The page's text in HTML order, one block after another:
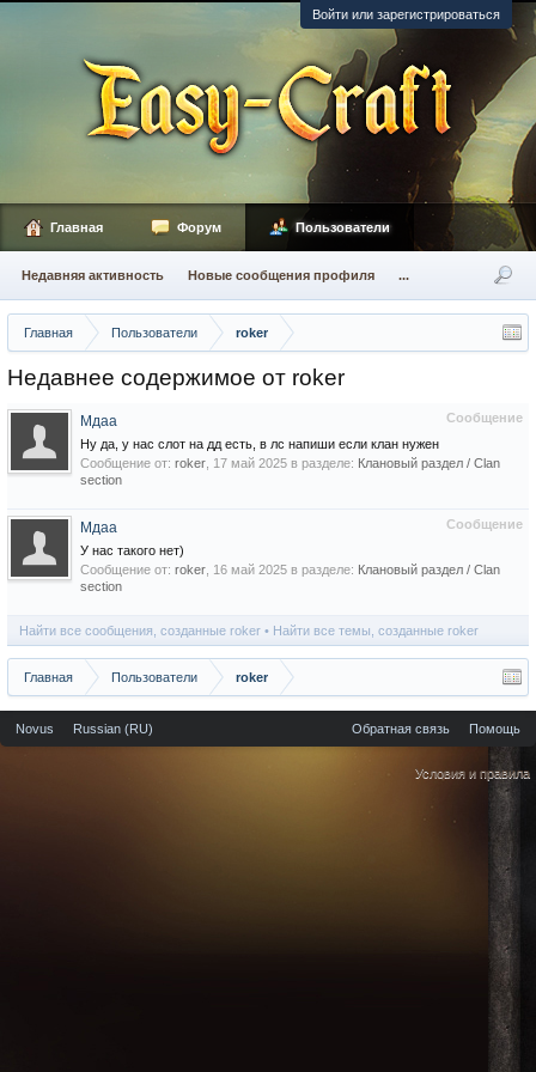
Войти или зарегистрироваться
Главная Пользователи roker
Недавнее содержимое от roker
Сообщение
Мдаа
Ну да, у нас слот на дд есть, в лс напиши если клан нужен
Сообщение от: roker 17 май 2025 в разделе: Клановый раздел / Сlan
section
Сообщение
Мдаа
У нас такого нет)
Сообщение от: roker 16 май 2025 в разделе: Клановый раздел / Сlan
section
Найти все сообщения, созданные roker Найти все темы, созданные roker
Главная Пользователи roker
Главная Форум Пользователи
Недавняя активность Новые сообщения профиля ...
Novus Russian (RU) Обратная связь Помощь
Условия и правила